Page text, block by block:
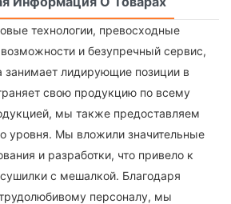
технологии, превосходные
и безупречный сервис,
занимает лидирующие позиции в
свою продукцию по всему
мы также предоставляем
уровня. Мы вложили значительные
и разработки, что привело к
с мешалкой. Благодаря
персоналу, мы